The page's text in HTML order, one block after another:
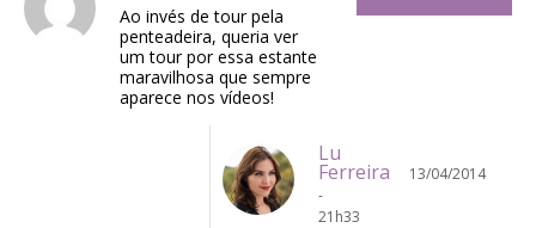
Ao invés de tour pela
penteadeira, queria ver
um tour por essa estante
maravilhosa que sempre
aparece nos vídeos!
Lu
Ferreira
13/04/2014
-
21h33